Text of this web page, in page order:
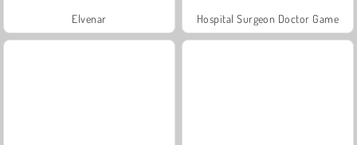
Elvenar Hospital Surgeon Doctor Game